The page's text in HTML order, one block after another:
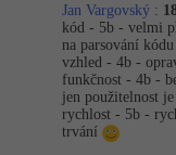
Jan Vargovský :
kód - 5b - velmi
na parsování kódu
vzhled - 4b -
funkčnost - 4b -
jen použitelnost
rychlost - 5b -
trvání